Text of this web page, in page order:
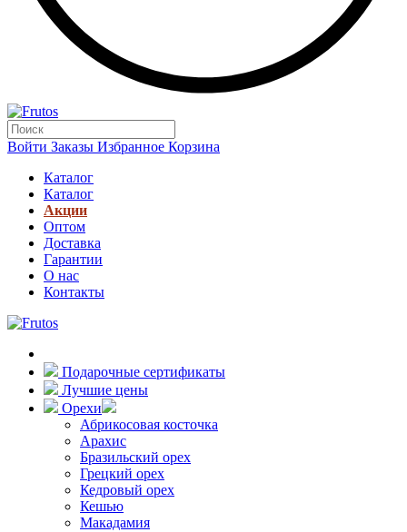
Войти Заказы Избранное Корзина
Каталог
Каталог
Акции
Оптом
Доставка
Гарантии
О нас
Контакты
Подарочные сертификаты
Лучшие цены
Орехи
Абрикосовая косточка
Арахис
Бразильский орех
Грецкий орех
Кедровый орех
Кешью
Макадамия